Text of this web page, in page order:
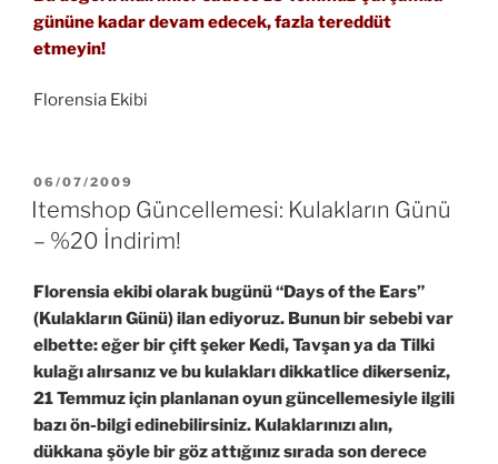
gününe kadar devam edecek, fazla tereddüt
etmeyin!
Florensia Ekibi
YAYIM
TARIHI
06/07/2009
Itemshop Güncellemesi: Kulakların Günü
– %20 İndirim!
Florensia ekibi olarak bugünü “Days of the Ears”
(Kulakların Günü) ilan ediyoruz. Bunun bir sebebi var
elbette: eğer bir çift şeker Kedi, Tavşan ya da Tilki
kulağı alırsanız ve bu kulakları dikkatlice dikerseniz,
21 Temmuz için planlanan oyun güncellemesiyle ilgili
bazı ön-bilgi edinebilirsiniz. Kulaklarınızı alın,
dükkana şöyle bir göz attığınız sırada son derece